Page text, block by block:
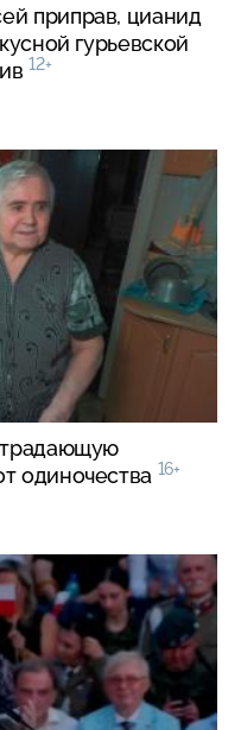
приправ, цианид
гурьевской
12+
одиночества 16+